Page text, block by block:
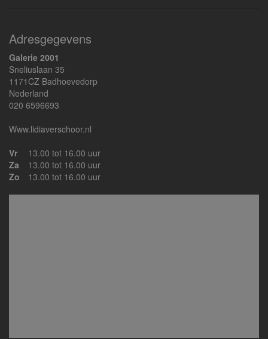
Adresgegevens
Galerie 2001
Sneliuslaan 35
1171CZ Badhoevedorp
Nederland
020 6596693
Www.lidiaverschoor.nl
Vr
13.00 tot 16.00 uur
Za
13.00 tot 16.00 uur
Zo
13.00 tot 16.00 uur